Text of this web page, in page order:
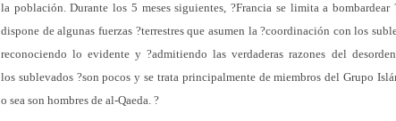
la población. Durante los 5 meses siguientes, ?Francia se limita a
dispone de algunas fuerzas ?terrestres que asumen la ?coordinación con los
reconociendo lo evidente y ?admitiendo las verdaderas razones del
los sublevados ?son pocos y se trata principalmente de miembros del Grupo
o sea son hombres de al-Qaeda. ?